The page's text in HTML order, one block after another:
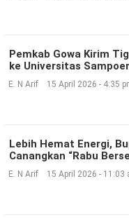
Copyright
2026
Sandi
Pemkab Gowa Kirim
ke Universitas
E. N Arif 15 April 2026 - 4:35
Lebih Hemat Energi,
Canangkan “Rabu
E. N Arif 15 April 2026 - 11:03